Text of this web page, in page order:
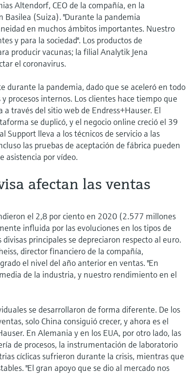
Altendorf, CEO de la compañía, en la
Basilea (Suiza). "Durante la pandemia
en muchos ámbitos importantes. Nuestro
y para la sociedad". Los productos de
producir vacunas; la filial Analytik Jena
el coronavirus.
durante la pandemia, dado que se aceleró en todo
procesos internos. Los clientes hace tiempo que
través del sitio web de Endress+Hauser. El
se duplicó, y el negocio online creció el 39
Support lleva a los técnicos de servicio a las
las pruebas de aceptación de fábrica pueden
asistencia por vídeo.
afectan las ventas
el 2,8 por ciento en 2020 (2.577 millones
influida por las evoluciones en los tipos de
principales se depreciaron respecto al euro.
director financiero de la compañía,
el nivel del año anterior en ventas. "En
de la industria, y nuestro rendimiento en el
se desarrollaron de forma diferente. De los
solo China consiguió crecer, y ahora es el
En Alemania y en los EUA, por otro lado, las
de procesos, la instrumentación de laboratorio
cíclicas sufrieron durante la crisis, mientras que
"El gran apoyo que se dio al mercado nos